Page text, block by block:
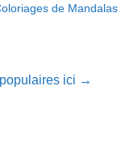
de Mandalas
ici →